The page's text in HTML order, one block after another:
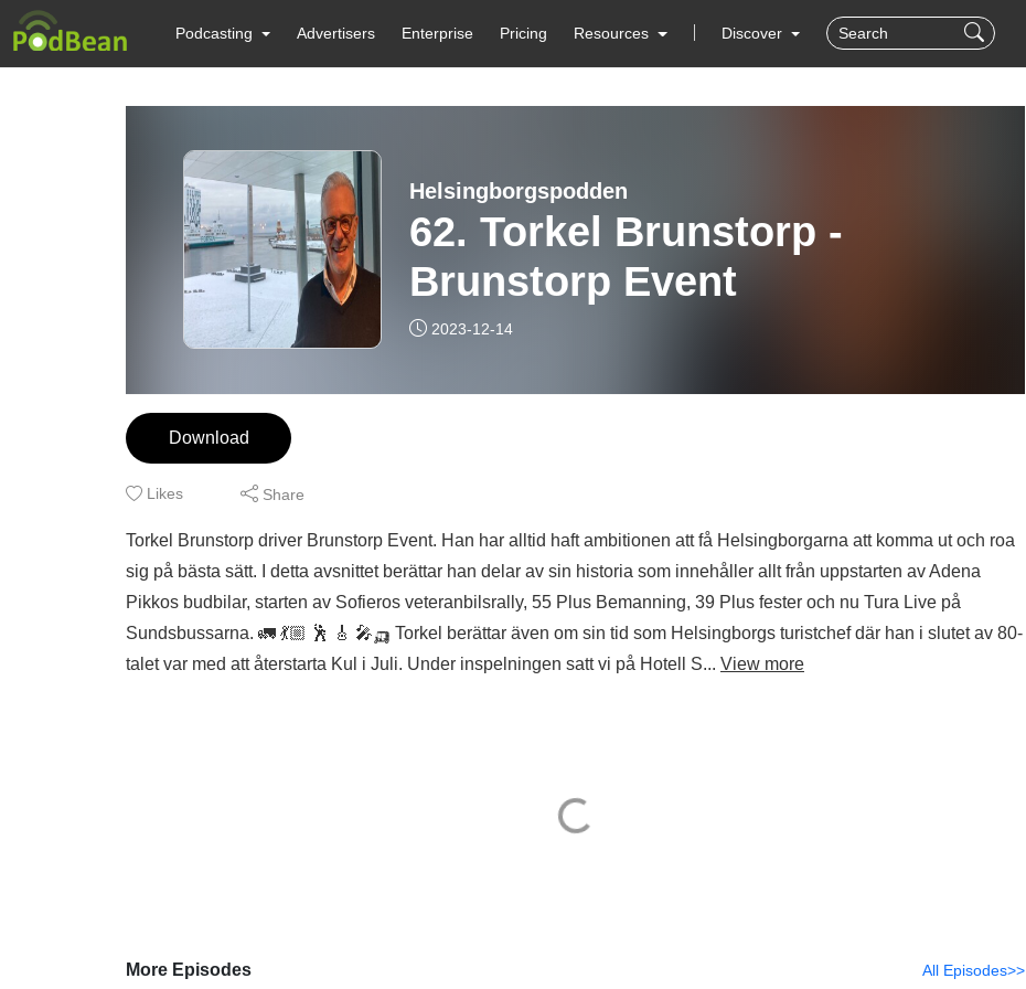
Podcasting Advertisers Enterprise Pricing Resources Discover
Helsingborgspodden
62. Torkel Brunstorp -
Brunstorp Event
2023-12-14
Download
Likes Share
Torkel Brunstorp driver Brunstorp Event. Han har alltid haft ambitionen att få Helsingborgarna att komma ut och roa
sig på bästa sätt. I detta avsnittet berättar han delar av sin historia som innehåller allt från uppstarten av Adena
Pikkos budbilar, starten av Sofieros veteranbilsrally, 55 Plus Bemanning, 39 Plus fester och nu Tura Live på
Sundsbussarna. 🚛 💃🏼 🕺 🎸 🎤🛺 Torkel berättar även om sin tid som Helsingborgs turistchef där han i slutet av 80-
talet var med att återstarta Kul i Juli. Under inspelningen satt vi på Hotell S... View more
More Episodes All Episodes>>